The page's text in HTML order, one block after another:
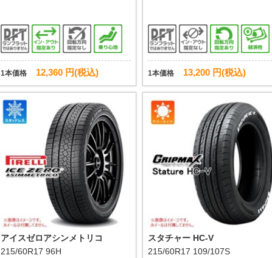
1本価格 12,360 円(税込) 1本価格 13,200 円(税込)
アイスゼロアシンメトリコ
215/60R17 96H
スタチャー HC-V
215/60R17 109/107S